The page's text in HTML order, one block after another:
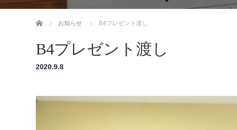
ホーム お知らせ B4プレゼント渡し
B4プレゼント渡し
2020.9.8